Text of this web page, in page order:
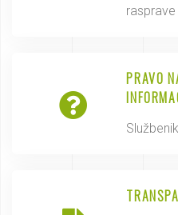
rasprave
PRAVO